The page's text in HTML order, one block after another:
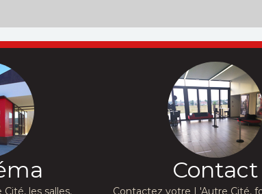
les salles,
Contact
Contactez votre L'Autre Cité,